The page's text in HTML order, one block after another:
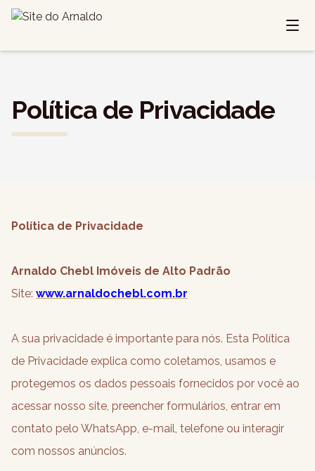
Política de Privacidade
Política de Privacidade
Arnaldo Chebl Imóveis de Alto Padrão
Site: www.arnaldochebl.com.br
A sua privacidade é importante para nós. Esta Política
de Privacidade explica como coletamos, usamos e
protegemos os dados pessoais fornecidos por você ao
acessar nosso site, preencher formulários, entrar em
contato pelo WhatsApp, e-mail, telefone ou interagir
com nossos anúncios.